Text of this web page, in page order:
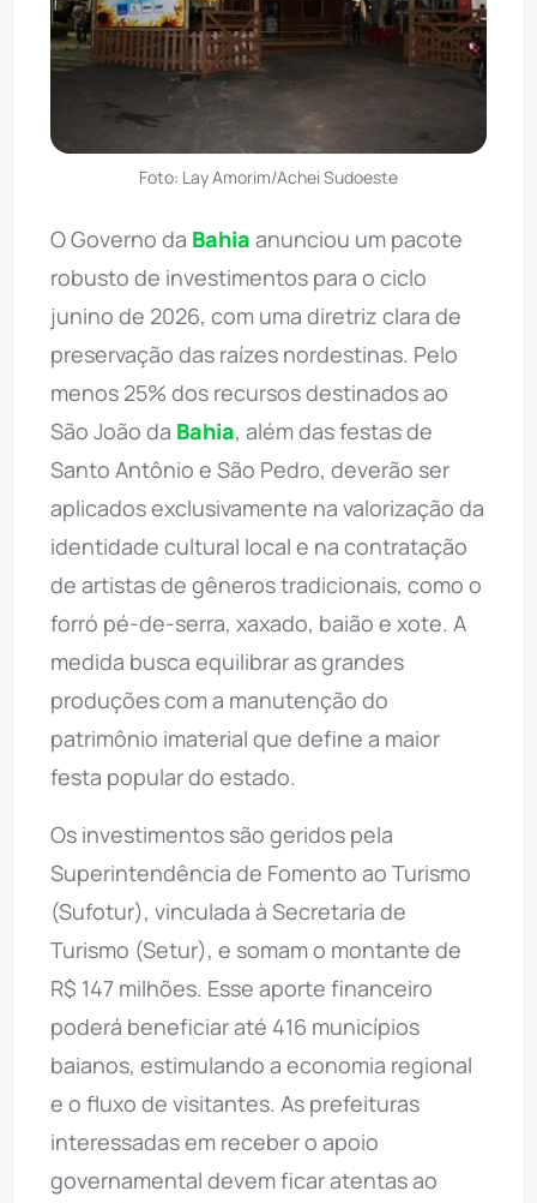
Foto: Lay Amorim/Achei Sudoeste
O Governo da Bahia anunciou um pacote
robusto de investimentos para o ciclo
junino de 2026, com uma diretriz clara de
preservação das raízes nordestinas. Pelo
menos 25% dos recursos destinados ao
São João da Bahia, além das festas de
Santo Antônio e São Pedro, deverão ser
aplicados exclusivamente na valorização da
identidade cultural local e na contratação
de artistas de gêneros tradicionais, como o
forró pé-de-serra, xaxado, baião e xote. A
medida busca equilibrar as grandes
produções com a manutenção do
patrimônio imaterial que define a maior
festa popular do estado.
Os investimentos são geridos pela
Superintendência de Fomento ao Turismo
(Sufotur), vinculada à Secretaria de
Turismo (Setur), e somam o montante de
R$ 147 milhões. Esse aporte financeiro
poderá beneficiar até 416 municípios
baianos, estimulando a economia regional
e o fluxo de visitantes. As prefeituras
interessadas em receber o apoio
governamental devem ficar atentas ao